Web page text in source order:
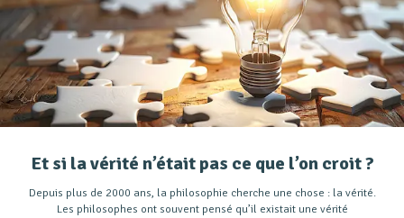
Et si la vérité n’était pas ce que l’on croit ?
Depuis plus de 2000 ans, la philosophie cherche une chose : la vérité.
Les philosophes ont souvent pensé qu’il existait une vérité